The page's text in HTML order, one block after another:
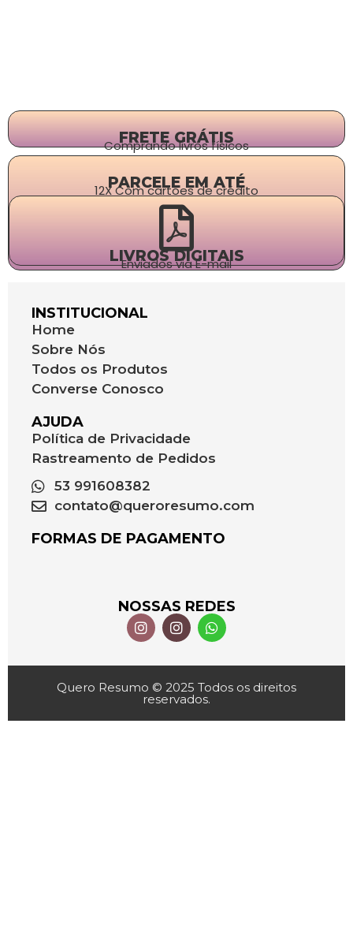
FRETE GRÁTIS
Comprando livros físicos
PARCELE EM ATÉ
12X Com cartões de crédito
LIVROS DIGITAIS
Enviados via E-mail
INSTITUCIONAL
Home
Sobre Nós
Todos os Produtos
Converse Conosco
AJUDA
Política de Privacidade
Rastreamento de Pedidos
53 991608382
contato@queroresumo.com
FORMAS DE PAGAMENTO
NOSSAS REDES
Quero Resumo © 2025 Todos os direitos
reservados.